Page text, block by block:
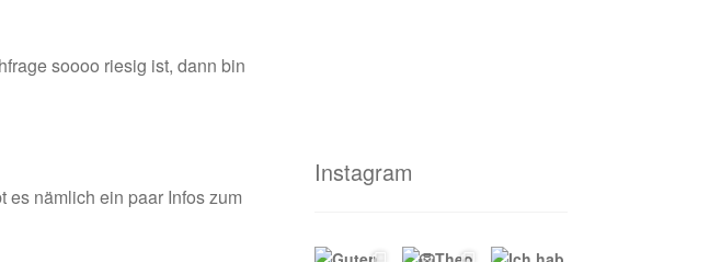
soooo riesig ist, dann bin
es nämlich ein paar Infos zum
Instagram